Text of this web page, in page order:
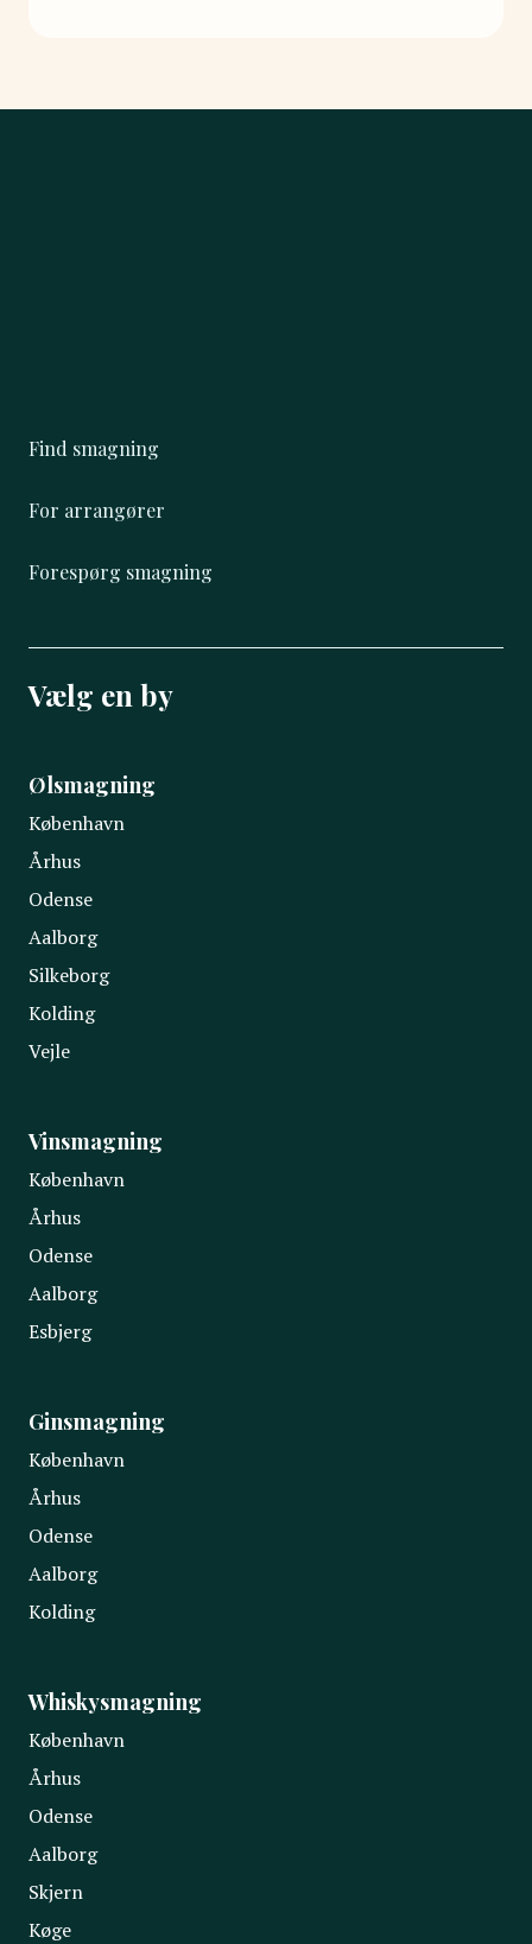
Find smagning
For arrangører
Forespørg smagning
Vælg en by
Ølsmagning
København
Århus
Odense
Aalborg
Silkeborg
Kolding
Vejle
Vinsmagning
København
Århus
Odense
Aalborg
Esbjerg
Ginsmagning
København
Århus
Odense
Aalborg
Kolding
Whiskysmagning
København
Århus
Odense
Aalborg
Skjern
Køge